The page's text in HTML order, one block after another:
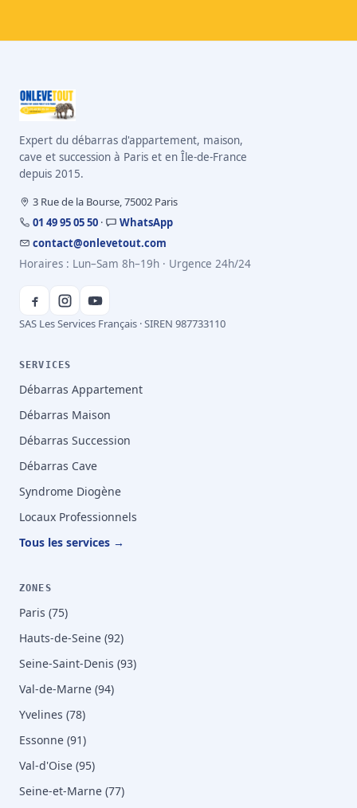
Expert du débarras d'appartement, maison,
cave et succession à Paris et en Île-de-France
depuis 2015.
3 Rue de la Bourse, 75002 Paris
01 49 95 05 50 ·
WhatsApp
contact@onlevetout.com
Horaires : Lun–Sam 8h–19h · Urgence 24h/24
SAS Les Services Français · SIREN 987733110
SERVICES
Débarras Appartement
Débarras Maison
Débarras Succession
Débarras Cave
Syndrome Diogène
Locaux Professionnels
Tous les services →
ZONES
Paris (75)
Hauts-de-Seine (92)
Seine-Saint-Denis (93)
Val-de-Marne (94)
Yvelines (78)
Essonne (91)
Val-d'Oise (95)
Seine-et-Marne (77)